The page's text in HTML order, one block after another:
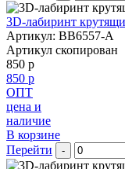
3D-лабиринт
Артикул: BB6557-A
Артикул скопирован
850 р
850 р
ОПТ
цена и
наличие
В корзине
Перейти
-